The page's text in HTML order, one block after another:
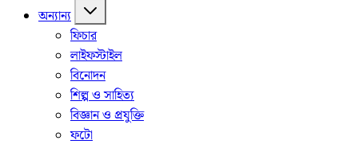
অন্যান্য
ফিচার
লাইফস্টাইল
বিনোদন
শিল্প ও সাহিত্য
বিজ্ঞান ও প্রযুক্তি
ফটো